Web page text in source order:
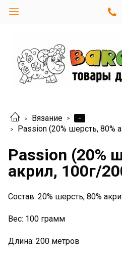
Вязание
-
Passion (20% шерсть, 80%
Passion (20%
акрил, 100г/
Состав: 20% шерсть, 80%
Вес: 100 грамм
Длина: 200 метров